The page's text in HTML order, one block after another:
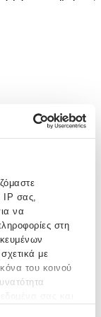
IP σας,
να
στη
με
του κοινού